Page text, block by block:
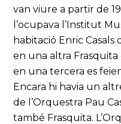
van viure a partir de
l’ocupava l’Institut
habitació Enric Casals
en una altra Frasquita
en una tercera es
Encara hi havia un
de l’Orquestra Pau
també Frasquita.